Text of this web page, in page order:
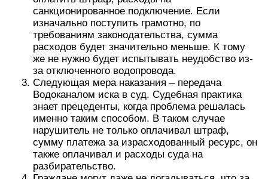
санкционированное подключение. Если
изначально поступить грамотно, по
требованиям законодательства, сумма
расходов будет значительно меньше. К тому
же не нужно будет испытывать неудобство из-
за отключенного водопровода.
Следующая мера наказания – передача
Водоканалом иска в суд. Судебная практика
знает прецеденты, когда проблема решалась
именно таким способом. В таком случае
нарушитель не только оплачивал штраф,
сумму платежа за израсходованный ресурс, он
также оплачивал и расходы суда на
разбирательство.